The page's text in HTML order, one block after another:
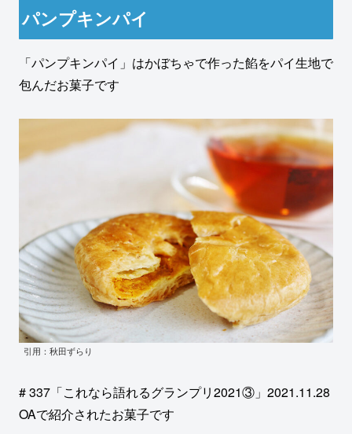
パンプキンパイ
「パンプキンパイ」はかぼちゃで作った餡をパイ生地で
包んだお菓子です
引用：秋田ずらり
# 337「これなら語れるグランプリ2021③」2021.11.28
OAで紹介されたお菓子です